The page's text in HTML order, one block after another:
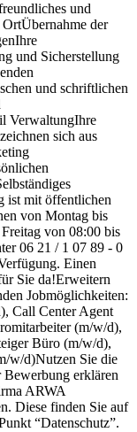
und
der
und Sicherstellung
und schriftlichen
VerwaltungIhre
sich aus
ist mit öffentlichen
von Montag bis
von 08:00 bis
06 21 / 1 07 89 - 0
Einen
Sie da!Erweitern
Jobmöglichkeiten:
Call Center Agent
(m/w/d),
Büro (m/w/d),
w/d)Nutzen Sie die
erklären
ARWA
Diese finden Sie auf
“Datenschutz”.